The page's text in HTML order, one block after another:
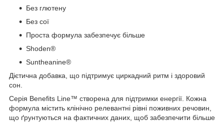
Без глютену
Без сої
Проста формула забезпечує більше
Shoden®
Suntheanine®
Дієтична добавка, що підтримує циркадний ритм і здоровий
сон.
Серія Benefits Line™ створена для підтримки енергії. Кожна
формула містить клінічно релевантні рівні поживних речовин,
що ґрунтуються на фактичних даних, щоб забезпечити більше